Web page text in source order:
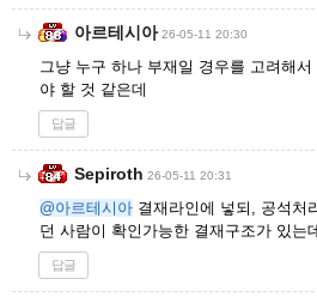
아르테시아 26-05-11 20:30
그냥 누구 하나 부재일 경우를 고려해
야 할 것 같은데
답글
Sepiroth 26-05-11 20:31
@아르테시아 결재라인에 넣되, 공석처
던 사람이 확인가능한 결재구조가 있는
답글